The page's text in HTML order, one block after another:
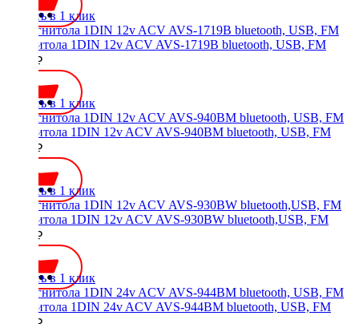
Купить в 1 клик
Магнитола 1DIN 12v ACV AVS-1719B bluetooth, USB, FM
2800 ₽
Купить в 1 клик
Магнитола 1DIN 12v ACV AVS-940BM bluetooth, USB, FM
4800 ₽
Купить в 1 клик
Магнитола 1DIN 12v ACV AVS-930BW bluetooth,USB, FM
3750 ₽
Купить в 1 клик
Магнитола 1DIN 24v ACV AVS-944BM bluetooth, USB, FM